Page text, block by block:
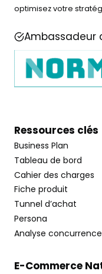
optimisez votre
Ambassadeur
Ressources clés
Business Plan
Tableau de bord
Cahier des charges
Fiche produit
Tunnel d’achat
Persona
Analyse concurrence
E-Commerce